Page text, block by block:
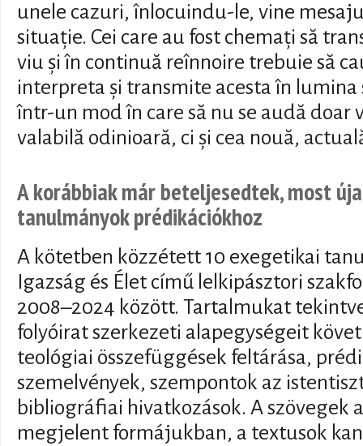
unele cazuri, înlocuindu-le, vine
situație. Cei care au fost chemați să
viu și în continuă reînnoire trebuie să
interpreta și transmite acesta în
într-un mod în care să nu se audă doar
valabilă odinioară, ci și cea nouă,
A korábbiak már beteljesedtek, most
tanulmányok prédikációkhoz
A kötetben közzétett 10 exegetikai
Igazság és Élet című lelkipásztori
2008–2024 között. Tartalmukat
folyóirat szerkezeti alapegységeit
teológiai összefüggések feltárása,
szemelvények, szempontok az
bibliográfiai hivatkozások. A szövegek
megjelent formájukban, a textusok